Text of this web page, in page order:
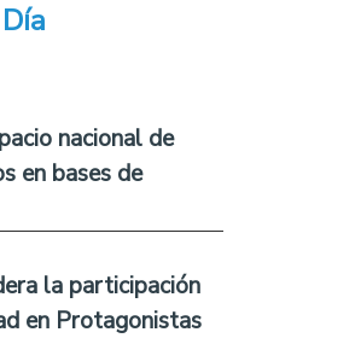
nacional de
en bases de
la participación
en Protagonistas